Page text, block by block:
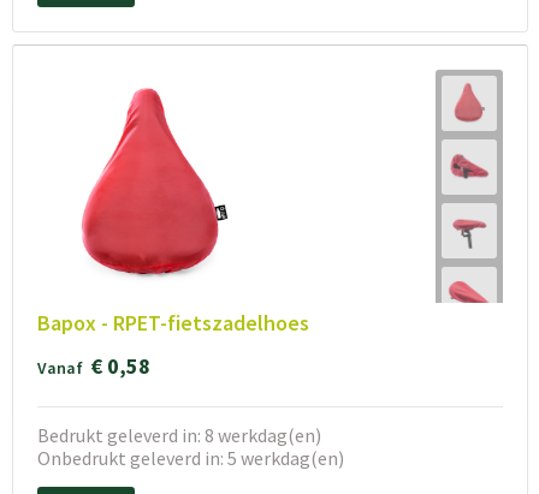
Bapox - RPET-fietszadelhoes
Vanaf € 0,58
Bedrukt geleverd in: 8 werkdag(en)
Onbedrukt geleverd in: 5 werkdag(en)